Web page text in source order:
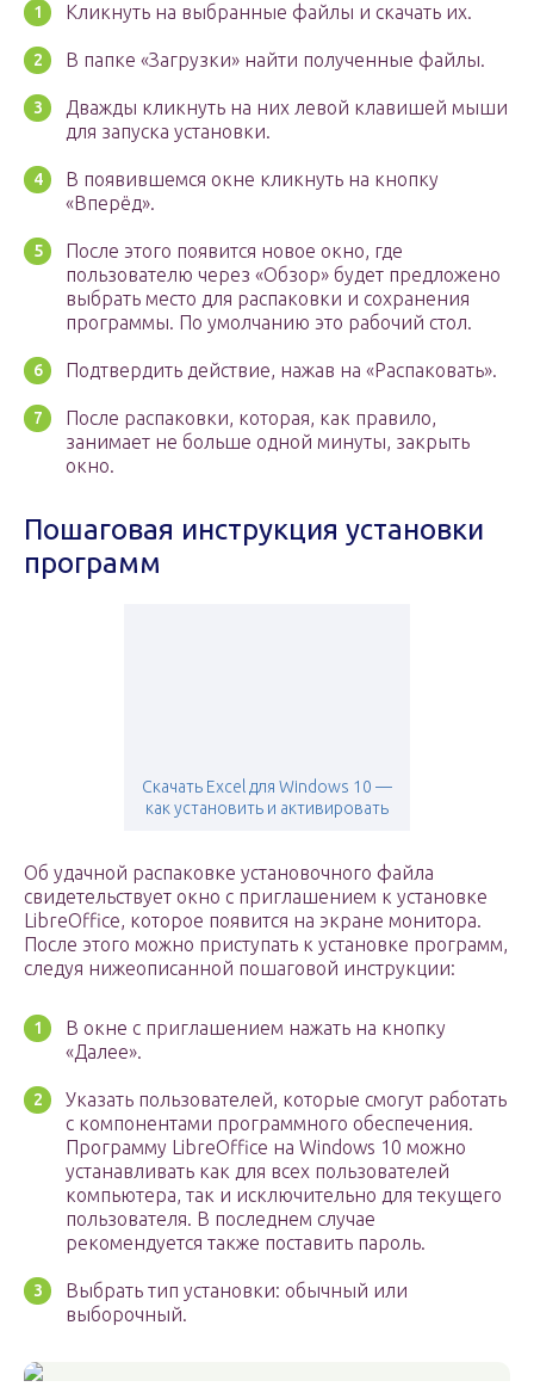
Кликнуть на выбранные файлы и скачать их.
В папке «Загрузки» найти полученные файлы.
Дважды кликнуть на них левой клавишей мыши
для запуска установки.
В появившемся окне кликнуть на кнопку
«Вперёд».
После этого появится новое окно, где
пользователю через «Обзор» будет предложено
выбрать место для распаковки и сохранения
программы. По умолчанию это рабочий стол.
Подтвердить действие, нажав на «Распаковать».
После распаковки, которая, как правило,
занимает не больше одной минуты, закрыть
окно.
Пошаговая инструкция установки
программ
Скачать Excel для Windows 10 —
как установить и активировать
Об удачной распаковке установочного файла
свидетельствует окно с приглашением к установке
LibreOffice, которое появится на экране монитора.
После этого можно приступать к установке программ,
следуя нижеописанной пошаговой инструкции:
В окне с приглашением нажать на кнопку
«Далее».
Указать пользователей, которые смогут работать
с компонентами программного обеспечения.
Программу LibreOffice на Windows 10 можно
устанавливать как для всех пользователей
компьютера, так и исключительно для текущего
пользователя. В последнем случае
рекомендуется также поставить пароль.
Выбрать тип установки: обычный или
выборочный.